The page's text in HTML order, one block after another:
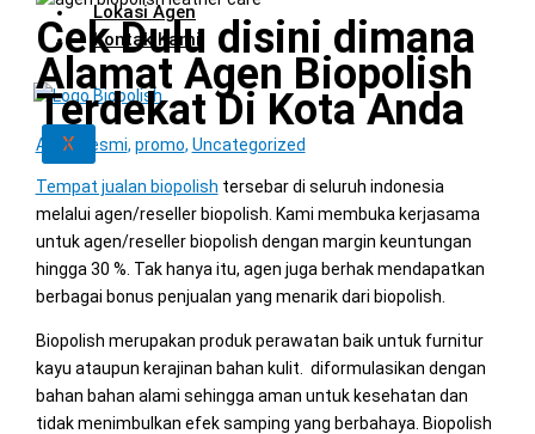
Lokasi Agen
Kontak Kami
X
Cek Dulu disini dimana
Alamat Agen Biopolish
Terdekat Di Kota Anda
Agen Resmi, promo, Uncategorized
Tempat jualan biopolish tersebar di seluruh indonesia
melalui agen/reseller biopolish. Kami membuka kerjasama
untuk agen/reseller biopolish dengan margin keuntungan
hingga 30 %. Tak hanya itu, agen juga berhak mendapatkan
berbagai bonus penjualan yang menarik dari biopolish.
Biopolish merupakan produk perawatan baik untuk furnitur
kayu ataupun kerajinan bahan kulit. diformulasikan dengan
bahan bahan alami sehingga aman untuk kesehatan dan
tidak menimbulkan efek samping yang berbahaya. Biopolish